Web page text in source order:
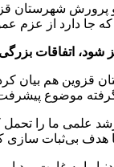
پرورش شهرستان
جا دارد از عزم
شود، اتفاقات
هم بیان
موضوع
رشد علمی ما را
هدف بی‌ثبات سازی